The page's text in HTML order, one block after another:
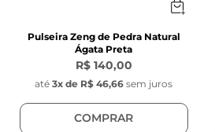
Pulseira Zeng de Pedra Natural
Ágata Preta
R$ 140,00
até 3x de R$ 46,66 sem juros
COMPRAR